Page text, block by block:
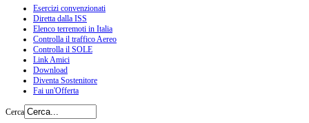
Esercizi convenzionati
Diretta dalla ISS
Elenco terremoti in Italia
Controlla il traffico Aereo
Controlla il SOLE
Link Amici
Download
Diventa Sostenitore
Fai un'Offerta
Cerca